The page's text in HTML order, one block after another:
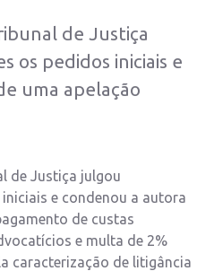
de Justiça
os pedidos iniciais e
uma apelação
de Justiça julgou
e condenou a autora
de custas
e multa de 2%
caracterização de litigância